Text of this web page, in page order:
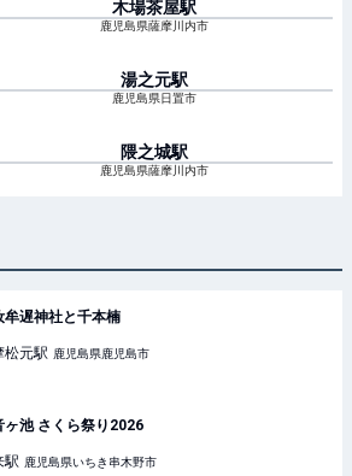
木場茶屋駅
鹿児島県薩摩川内市
湯之元駅
鹿児島県日置市
隈之城駅
鹿児島県薩摩川内市
牟遅神社と千本楠
松元駅 鹿児島県鹿児島市
ヶ池 さくら祭り2026
駅 鹿児島県いちき串木野市